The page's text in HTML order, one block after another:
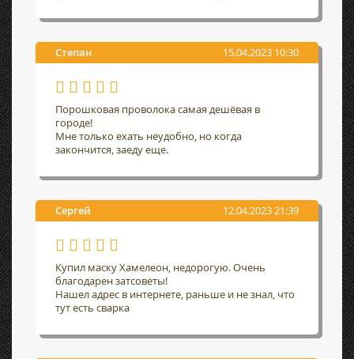
Степан 15.04.2023 10:30
Порошковая проволока самая дешёвая в
городе!
Мне только ехать неудобно, но когда
закончится, заеду еще.
Сергей 12.04.2023 21:39
Купил маску Хамелеон, недорогую. Очень
благодарен затсоветы!
Нашел адрес в интернете, раньше и не знал, что
тут есть сварка